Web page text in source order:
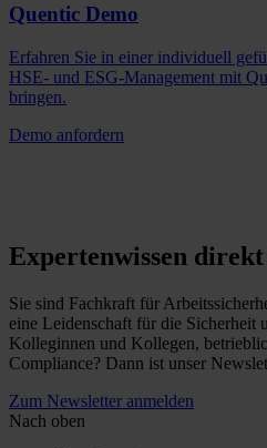
Quentic Demo
Erfahren Sie in einer individuell
HSE- und ESG-Management mit
bringen.
Demo anfordern
Expertenwissen
Sie sind Fachkraft für
eine Leidenschaft für die Sicherheit
Kolleginnen und Kollegen,
Compliance? Dann ist unser
Zum Newsletter anmelden
Nach oben